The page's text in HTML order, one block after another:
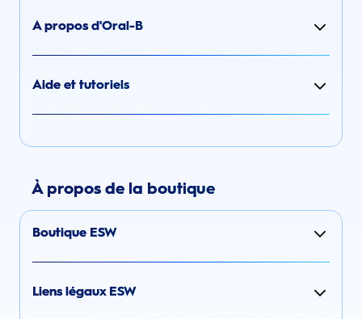
A propos d'Oral-B
Aide et tutoriels
À propos de la boutique
Boutique ESW
Liens légaux ESW